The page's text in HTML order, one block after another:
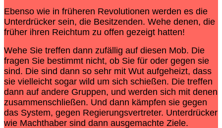
Ebenso wie in früheren Revolutionen werden es die
Unterdrücker sein, die Besitzenden. Wehe denen, die
früher ihren Reichtum zu offen gezeigt hatten!
Wehe Sie treffen dann zufällig auf diesen Mob. Die
fragen Sie bestimmt nicht, ob Sie für oder gegen sie
sind. Die sind dann so sehr mit Wut aufgeheizt, dass
sie vielleicht sogar wild um sich schießen. Die treffen
dann auf andere Gruppen, und werden sich mit denen
zusammenschließen. Und dann kämpfen sie gegen
das System, gegen Regierungsvertreter. Unterdrücker
wie Machthaber sind dann ausgemachte Ziele.